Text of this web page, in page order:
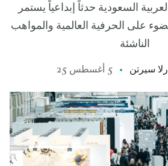
السعودية حدثاً إبداعياً يستمر
على الحرفية العالمية والمواهب
الناشئة
سيرتن 5 أغسطس 25